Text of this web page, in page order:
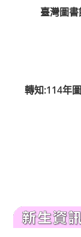
臺灣圖
轉知:114年